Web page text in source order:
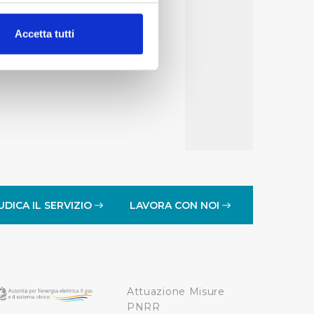
(impronte
che l’Utente ha fornito
i singoli cookie
Accetta tutti
IL SERVIZIO LAVORA CON NOI
Attuazione Misure
PNRR